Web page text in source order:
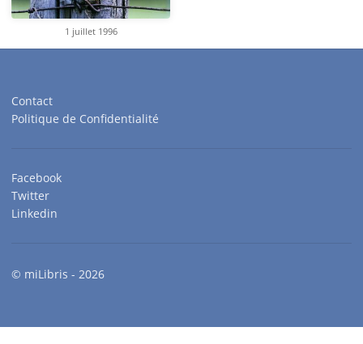
1 juillet 1996
Contact
Politique de Confidentialité
Facebook
Twitter
Linkedin
© miLibris - 2026